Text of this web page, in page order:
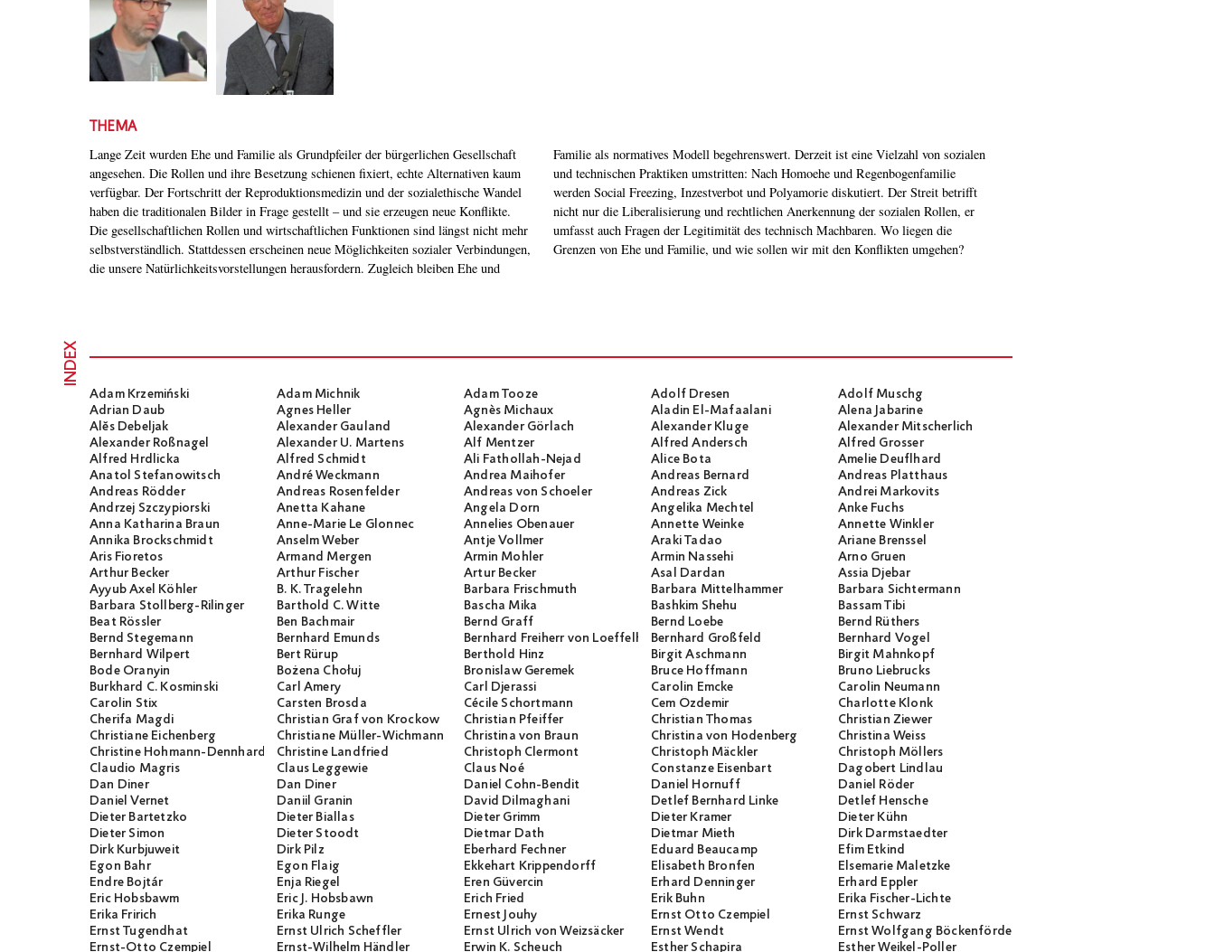
THEMA
Lange Zeit wurden Ehe und Familie als Grundpfeiler der bürgerlichen Gesellschaft
angesehen. Die Rollen und ihre Besetzung schienen fixiert, echte Alternativen kaum
verfügbar. Der Fortschritt der Reproduktionsmedizin und der sozialethische Wandel
haben die traditionalen Bilder in Frage gestellt – und sie erzeugen neue Konflikte.
Die gesellschaftlichen Rollen und wirtschaftlichen Funktionen sind längst nicht mehr
selbstverständlich. Stattdessen erscheinen neue Möglichkeiten sozialer Verbindungen,
die unsere Natürlichkeitsvorstellungen herausfordern. Zugleich bleiben Ehe und
Familie als normatives Modell begehrenswert. Derzeit ist eine Vielzahl von sozialen
und technischen Praktiken umstritten: Nach Homoehe und Regenbogenfamilie
werden Social Freezing, Inzestverbot und Polyamorie diskutiert. Der Streit betrifft
nicht nur die Liberalisierung und rechtlichen Anerkennung der sozialen Rollen, er
umfasst auch Fragen der Legitimität des technisch Machbaren. Wo liegen die
Grenzen von Ehe und Familie, und wie sollen wir mit den Konflikten umgehen?
INDEX
Adam Krzemiński Adam Michnik Adam Tooze Adolf Dresen
Adolf Muschg
Adrian Daub
Agnes Heller Agnès Michaux Aladin El-Mafaalani
Alena Jabarine
Alĕs Debeljak
Alexander Gauland Alexander Görlach Alexander Kluge
Alexander Mitscherlich
Alexander Roßnagel
Alexander U. Martens Alf Mentzer Alfred Andersch
Alfred Grosser
Alfred Hrdlicka
Alfred Schmidt Ali Fathollah-Nejad Alice Bota
Amelie Deuflhard
Anatol Stefanowitsch
André Weckmann Andrea Maihofer Andreas Bernard
Andreas Platthaus
Andreas Rödder
Andreas Rosenfelder Andreas von Schoeler Andreas Zick
Andrei Markovits
Andrzej Szczypiorski
Anetta Kahane Angela Dorn Angelika Mechtel
Anke Fuchs
Anna Katharina Braun
Anne-Marie Le Glonnec Annelies Obenauer Annette Weinke
Annette Winkler
Annika Brockschmidt
Anselm Weber Antje Vollmer Araki Tadao
Ariane Brenssel
Aris Fioretos
Armand Mergen Armin Mohler Armin Nassehi
Arno Gruen
Arthur Becker
Arthur Fischer Artur Becker Asal Dardan
Assia Djebar
Ayyub Axel Köhler
B. K. Tragelehn Barbara Frischmuth Barbara Mittelhammer
Barbara Sichtermann
Barbara Stollberg-Rilinger
Barthold C. Witte Bascha Mika Bashkim Shehu
Bassam Tibi
Beat Rössler
Ben Bachmair Bernd Graff Bernd Loebe
Bernd Rüthers
Bernd Stegemann
Bernhard Emunds Bernhard Freiherr von LoeffelholzBernhard Großfeld
Bernhard Vogel
Bernhard Wilpert
Bert Rürup Berthold Hinz Birgit Aschmann
Birgit Mahnkopf
Bode Oranyin
Bożena Chołuj Bronislaw Geremek Bruce Hoffmann
Bruno Liebrucks
Burkhard C. Kosminski
Carl Amery Carl Djerassi Carolin Emcke
Carolin Neumann
Carolin Stix
Carsten Brosda Cécile Schortmann Cem Özdemir
Charlotte Klonk
Cherifa Magdi
Christian Graf von Krockow Christian Pfeiffer Christian Thomas
Christian Ziewer
Christiane Eichenberg
Christiane Müller-Wichmann Christina von Braun Christina von Hodenberg
Christina Weiss
Christine Hohmann-Dennhardt
Christine Landfried Christoph Clermont Christoph Mäckler
Christoph Möllers
Claudio Magris
Claus Leggewie Claus Noé Constanze Eisenbart
Dagobert Lindlau
Dan Diner
Dan Diner Daniel Cohn-Bendit Daniel Hornuff
Daniel Röder
Daniel Vernet
Daniil Granin David Dilmaghani Detlef Bernhard Linke
Detlef Hensche
Dieter Bartetzko
Dieter Biallas Dieter Grimm Dieter Kramer
Dieter Kühn
Dieter Simon
Dieter Stoodt Dietmar Dath Dietmar Mieth
Dirk Darmstaedter
Dirk Kurbjuweit
Dirk Pilz Eberhard Fechner Eduard Beaucamp
Efim Etkind
Egon Bahr
Egon Flaig Ekkehart Krippendorff Elisabeth Bronfen
Elsemarie Maletzke
Endre Bojtár
Enja Riegel Eren Güvercin Erhard Denninger
Erhard Eppler
Eric Hobsbawm
Eric J. Hobsbawn Erich Fried Erik Buhn
Erika Fischer-Lichte
Erika Fririch
Erika Runge Ernest Jouhy Ernst Otto Czempiel
Ernst Schwarz
Ernst Tugendhat
Ernst Ulrich Scheffler Ernst Ulrich von Weizsäcker Ernst Wendt
Ernst Wolfgang Böckenförde
Ernst-Otto Czempiel
Ernst-Wilhelm Händler Erwin K. Scheuch Esther Schapira Esther Weikel-Poller